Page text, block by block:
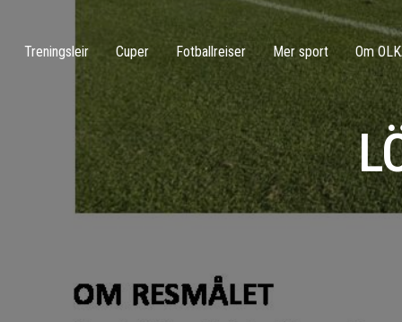
Treningsleir Cuper Fotballreiser Mer sport Om